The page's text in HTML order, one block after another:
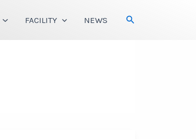
FACILITY NEWS Search